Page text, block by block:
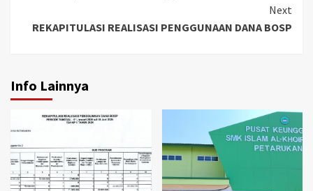
Next
REKAPITULASI REALISASI PENGGUNAAN DANA BOSP
Info Lainnya